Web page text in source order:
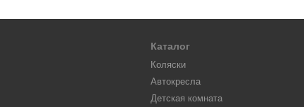
Каталог
Коляски
Автокресла
Детская комната